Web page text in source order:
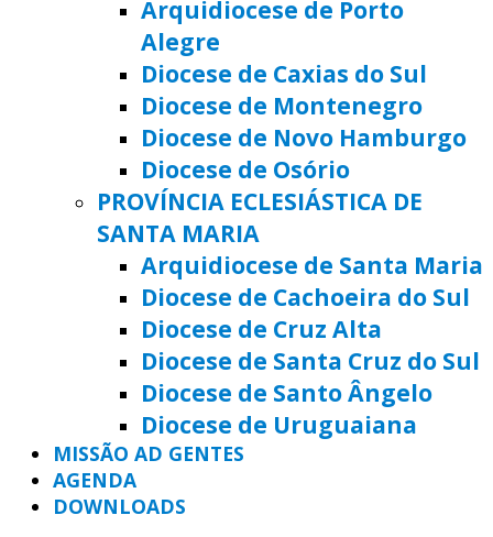
Arquidiocese de Porto
Alegre
Diocese de Caxias do Sul
Diocese de Montenegro
Diocese de Novo Hamburgo
Diocese de Osório
PROVÍNCIA ECLESIÁSTICA DE
SANTA MARIA
Arquidiocese de Santa Maria
Diocese de Cachoeira do Sul
Diocese de Cruz Alta
Diocese de Santa Cruz do Sul
Diocese de Santo Ângelo
Diocese de Uruguaiana
MISSÃO AD GENTES
AGENDA
DOWNLOADS